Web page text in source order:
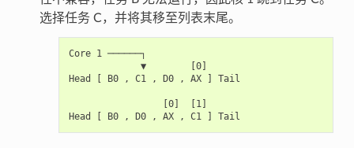
选择任务 C，并将其移至列表末尾。
Core 1 ──────┐
             ▼        [0]
Head [ B0 , C1 , D0 , AX ] Tail
                 [0]  [1]